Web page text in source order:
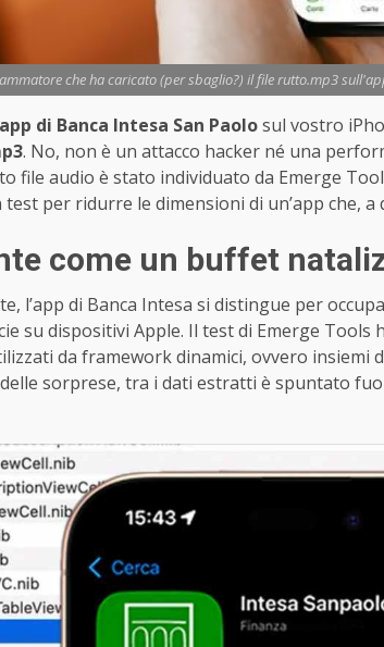
che ha caricato (per sbaglio?) il file rutto.mp3
app di Banca Intesa San Paolosul vostro
. No, non è un attacco hacker né una
file audio è stato individuato da Emerge
per ridurre le dimensioni di un’app che,
come un buffet
l’app di Banca Intesa si distingue per
su dispositivi Apple. Il test di Emerge Tools
da framework dinamici, ovvero
delle sorprese, tra i dati estratti è spuntato